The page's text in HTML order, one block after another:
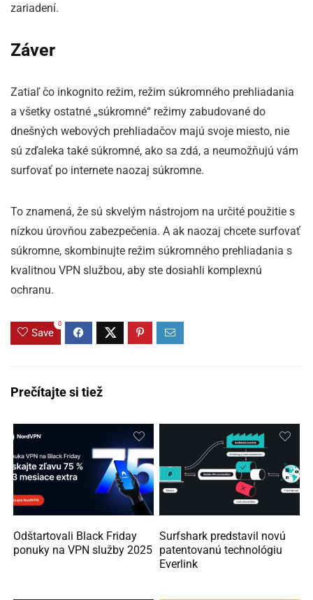
zariadení.
Záver
Zatiaľ čo inkognito režim, režim súkromného prehliadania
a všetky ostatné „súkromné“ režimy zabudované do
dnešných webových prehliadačov majú svoje miesto, nie
sú zďaleka také súkromné, ako sa zdá, a neumožňujú vám
surfovať po internete naozaj súkromne.
To znamená, že sú skvelým nástrojom na určité použitie s
nízkou úrovňou zabezpečenia. A ak naozaj chcete surfovať
súkromne, skombinujte režim súkromného prehliadania s
kvalitnou VPN službou, aby ste dosiahli komplexnú
ochranu.
Save
0
Prečítajte si tiež
Odštartovali Black Friday
ponuky na VPN služby 2025
Surfshark predstavil novú
patentovanú technológiu
Everlink